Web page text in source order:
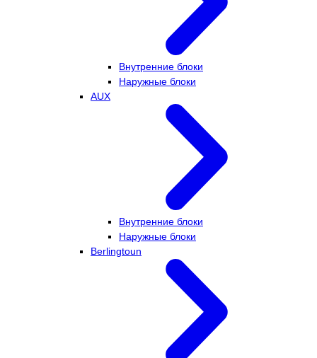
Внутренние блоки
Наружные блоки
AUX
Внутренние блоки
Наружные блоки
Berlingtoun